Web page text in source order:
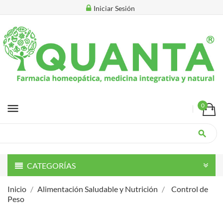
Iniciar Sesión
menu 0
search
CATEGORÍAS
Inicio Alimentación Saludable y Nutrición
Control de
Peso